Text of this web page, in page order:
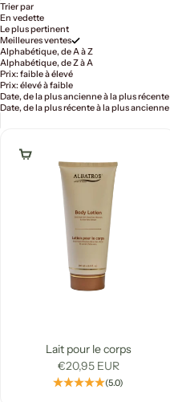
Trier par
En vedette
Le plus pertinent
Meilleures ventes
Alphabétique, de A à Z
Alphabétique, de Z à A
Prix: faible à élevé
Prix: élevé à faible
Date, de la plus ancienne à la plus récente
Date, de la plus récente à la plus ancienne
Ajouter au panier
Lait pour le corps
Prix de vente
€20,95 EUR
(5.0)